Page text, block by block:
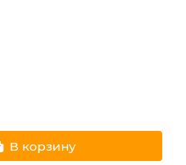
В корзину